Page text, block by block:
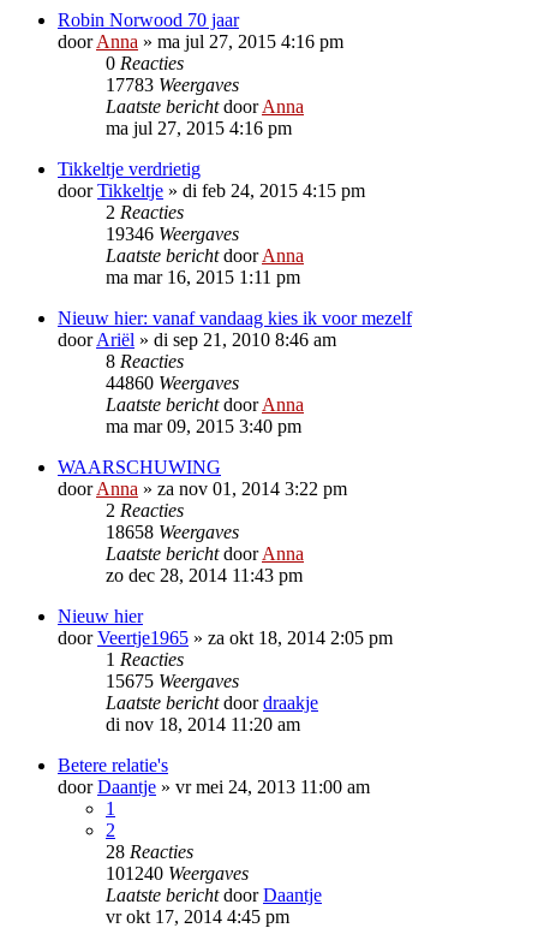
Robin Norwood 70 jaar
doorAnna » ma jul 27, 2015 4:16 pm
0 Reacties
17783 Weergaves
Laatste berichtdoorAnna
ma jul 27, 2015 4:16 pm
Tikkeltje verdrietig
doorTikkeltje » di feb 24, 2015 4:15 pm
2 Reacties
19346 Weergaves
Laatste berichtdoorAnna
ma mar 16, 2015 1:11 pm
Nieuw hier: vanaf vandaag kies ik voor mezelf
doorAriël » di sep 21, 2010 8:46 am
8 Reacties
44860 Weergaves
Laatste berichtdoorAnna
ma mar 09, 2015 3:40 pm
WAARSCHUWING
doorAnna » za nov 01, 2014 3:22 pm
2 Reacties
18658 Weergaves
Laatste berichtdoorAnna
zo dec 28, 2014 11:43 pm
Nieuw hier
doorVeertje1965 » za okt 18, 2014 2:05 pm
1 Reacties
15675 Weergaves
Laatste berichtdoordraakje
di nov 18, 2014 11:20 am
Betere relatie's
doorDaantje » vr mei 24, 2013 11:00 am
1
2
28 Reacties
101240 Weergaves
Laatste berichtdoorDaantje
vr okt 17, 2014 4:45 pm